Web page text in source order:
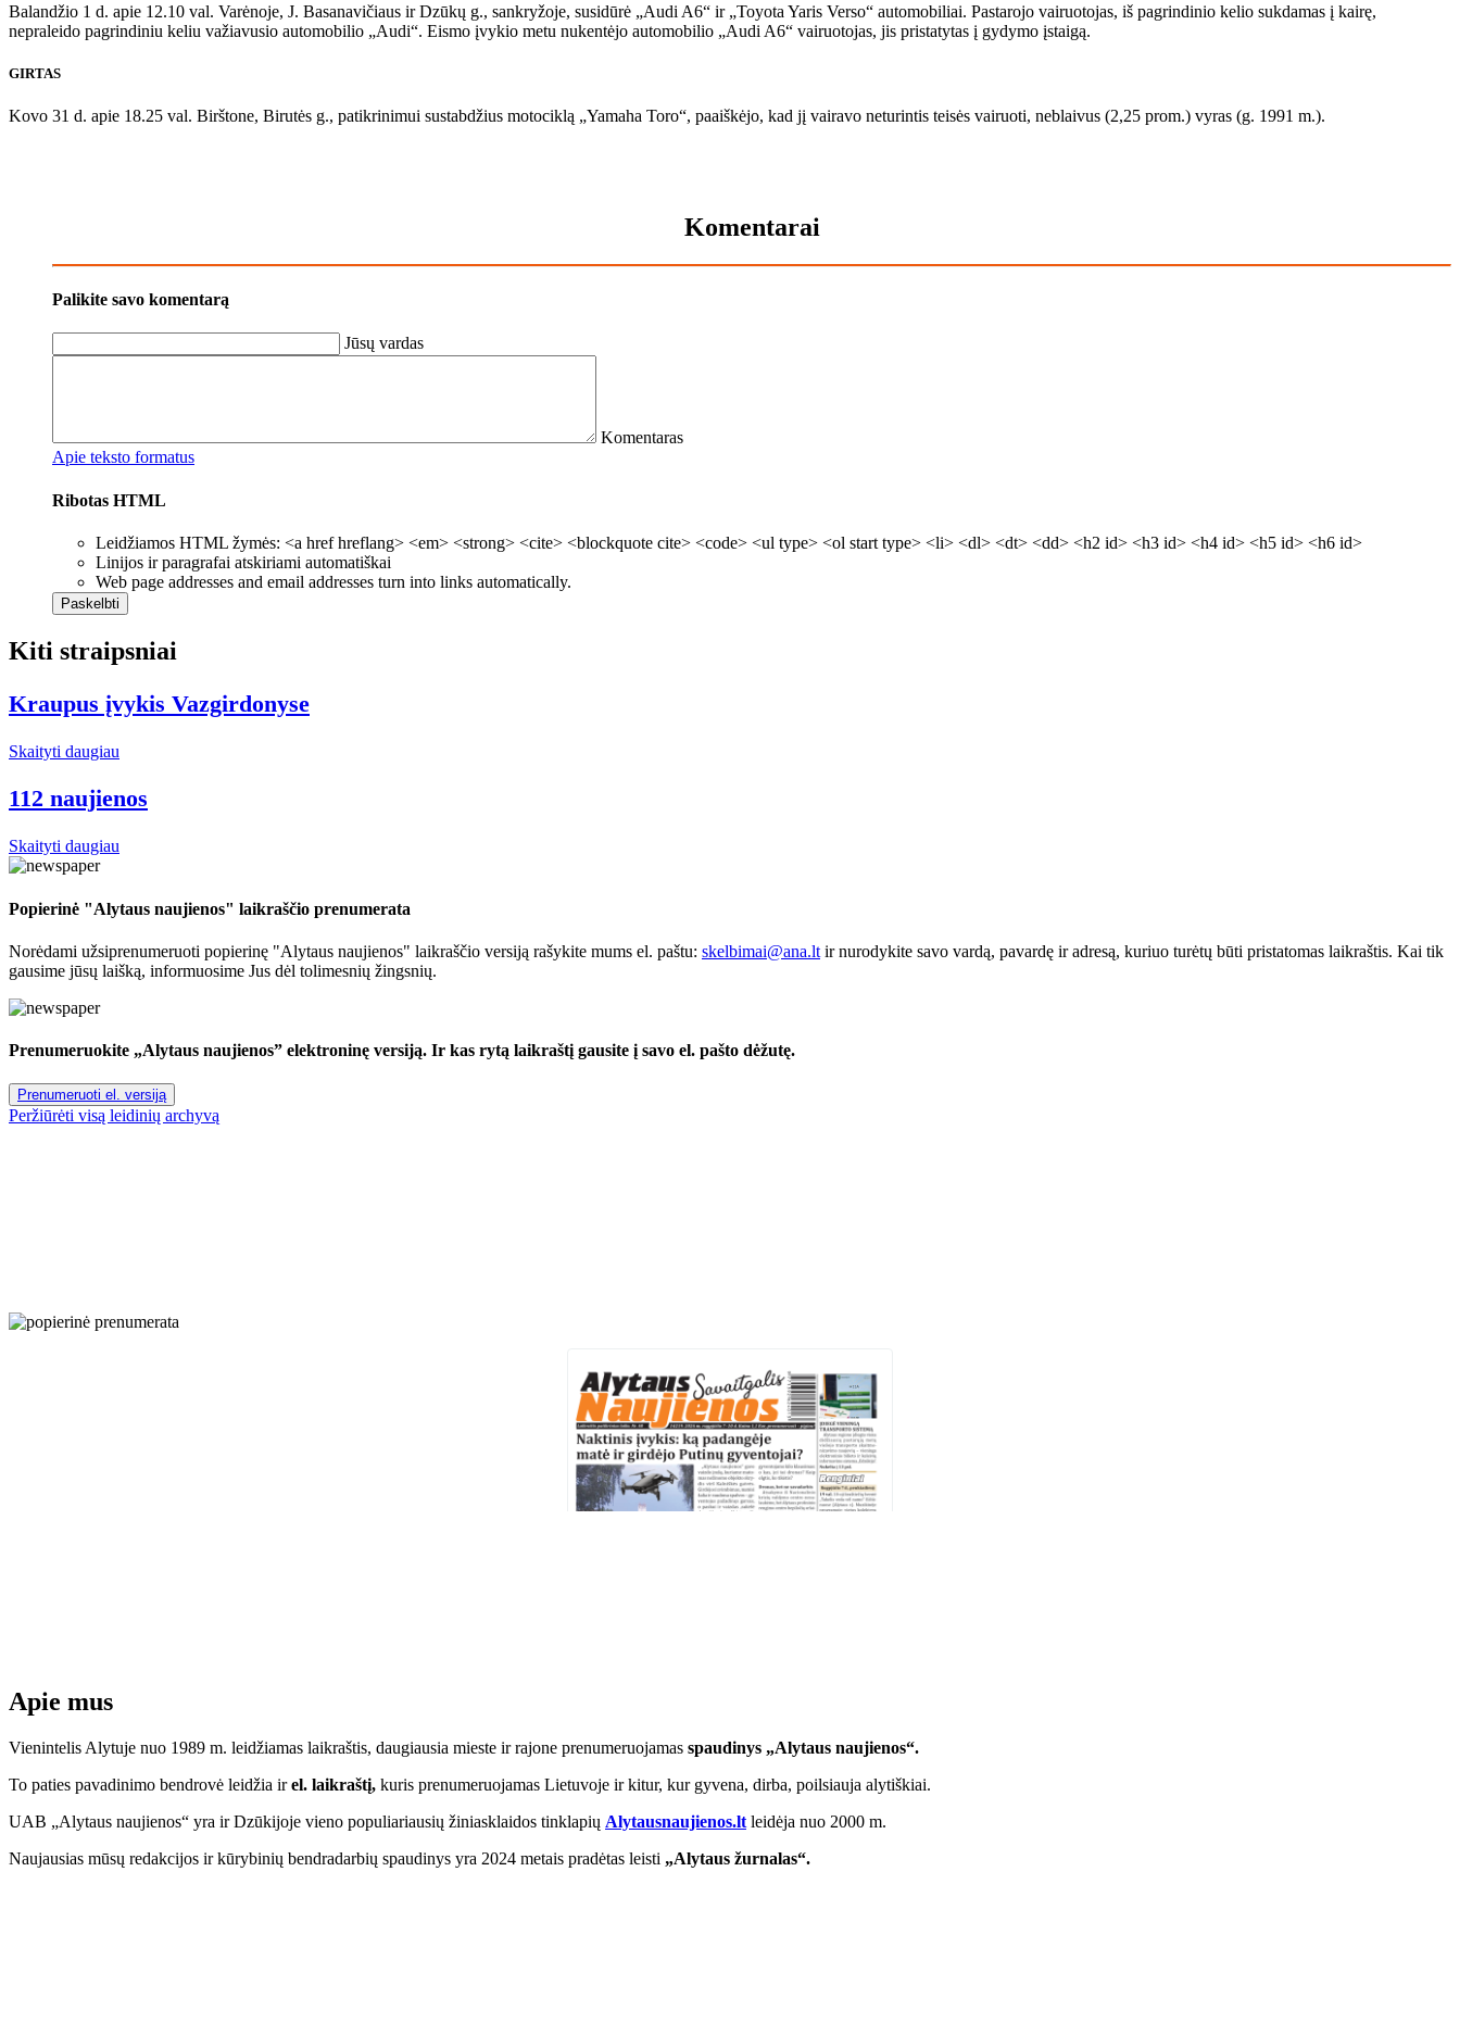
Balandžio 1 d. apie 12.10 val. Varėnoje, J. Basanavičiaus ir Dzūkų g., sankryžoje, susidūrė „Audi A6“ ir „Toyota Yaris Verso“ automobiliai. Pastarojo vairuotojas, iš pagrindinio kelio sukdamas į kairę,
nepraleido pagrindiniu keliu važiavusio automobilio „Audi“. Eismo įvykio metu nukentėjo automobilio „Audi A6“ vairuotojas, jis pristatytas į gydymo įstaigą.
GIRTAS
Kovo 31 d. apie 18.25 val. Birštone, Birutės g., patikrinimui sustabdžius motociklą „Yamaha Toro“, paaiškėjo, kad jį vairavo neturintis teisės vairuoti, neblaivus (2,25 prom.) vyras (g. 1991 m.).
Komentarai
Palikite savo komentarą
Jūsų vardas
Komentaras
Apie teksto formatus
Ribotas HTML
Leidžiamos HTML žymės: <a href hreflang> <em> <strong> <cite> <blockquote cite> <code> <ul type> <ol start type> <li> <dl> <dt> <dd> <h2 id> <h3 id> <h4 id> <h5 id> <h6 id>
Linijos ir paragrafai atskiriami automatiškai
Web page addresses and email addresses turn into links automatically.
Kiti straipsniai
Kraupus įvykis Vazgirdonyse
Skaityti daugiau
112 naujienos
Skaityti daugiau
Popierinė "Alytaus naujienos" laikraščio prenumerata
Norėdami užsiprenumeruoti popierinę "Alytaus naujienos" laikraščio versiją rašykite mums el. paštu: skelbimai@ana.lt ir nurodykite savo vardą, pavardę ir adresą, kuriuo turėtų būti pristatomas laikraštis. Kai tik
gausime jūsų laišką, informuosime Jus dėl tolimesnių žingsnių.
Prenumeruokite „Alytaus naujienos” elektroninę versiją. Ir kas rytą laikraštį gausite į savo el. pašto dėžutę.
Prenumeruoti el. versiją
Peržiūrėti visą leidinių archyvą
Apie mus
Vienintelis Alytuje nuo 1989 m. leidžiamas laikraštis, daugiausia mieste ir rajone prenumeruojamas spaudinys „Alytaus naujienos“.
To paties pavadinimo bendrovė leidžia irel. laikraštį, kuris prenumeruojamas Lietuvoje ir kitur, kur gyvena, dirba, poilsiauja alytiškiai.
UAB „Alytaus naujienos“ yra ir Dzūkijoje vieno populiariausių žiniasklaidos tinklapių Alytausnaujienos.lt leidėja nuo 2000 m.
Naujausias mūsų redakcijos ir kūrybinių bendradarbių spaudinys yra 2024 metais pradėtas leisti „Alytaus žurnalas“.